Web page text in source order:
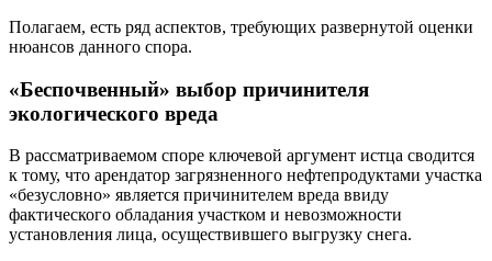
Полагаем, есть ряд аспектов, требующих развернутой оценки
нюансов данного спора.
«Беспочвенный» выбор причинителя
экологического вреда
В рассматриваемом споре ключевой аргумент истца сводится
к тому, что арендатор загрязненного нефтепродуктами участка
«безусловно» является причинителем вреда ввиду
фактического обладания участком и невозможности
установления лица, осуществившего выгрузку снега.